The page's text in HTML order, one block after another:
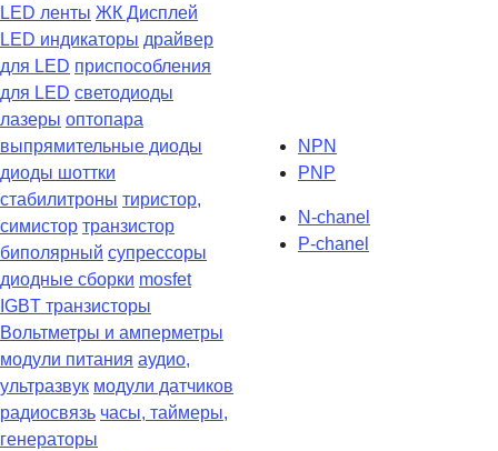
LED ленты ЖК Дисплей
LED индикаторы драйвер
для LED приспособления
для LED светодиоды
лазеры оптопара
выпрямительные диоды
диоды шоттки
стабилитроны тиристор,
симистор транзистор
биполярный супрессоры
диодные сборки mosfet
IGBT транзисторы
NPN
PNP
N-chanel
P-chanel
Вольтметры и амперметры
модули питания аудио,
ультразвук модули датчиков
радиосвязь часы, таймеры,
генераторы